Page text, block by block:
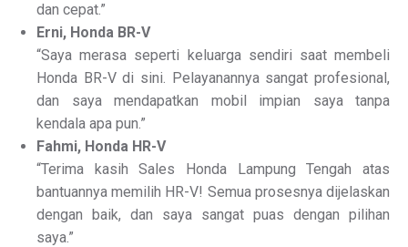
dan cepat.”
Erni, Honda BR-V
“Saya merasa seperti keluarga sendiri saat membeli
Honda BR-V di sini. Pelayanannya sangat profesional,
dan saya mendapatkan mobil impian saya tanpa
kendala apa pun.”
Fahmi, Honda HR-V
“Terima kasih Sales Honda Lampung Tengah atas
bantuannya memilih HR-V! Semua prosesnya dijelaskan
dengan baik, dan saya sangat puas dengan pilihan
saya.”